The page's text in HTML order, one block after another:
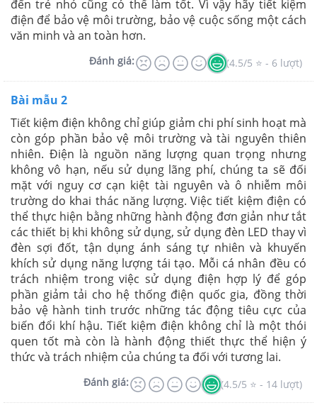
đến trẻ nhỏ cũng có thể làm tốt. Vì vậy hãy tiết kiệm
điện để bảo vệ môi trường, bảo vệ cuộc sống một cách
văn minh và an toàn hơn.
Đánh giá: (4.5/5 ⭐ - 6 lượt)
Bài mẫu 2
Tiết kiệm điện không chỉ giúp giảm chi phí sinh hoạt mà
còn góp phần bảo vệ môi trường và tài nguyên thiên
nhiên. Điện là nguồn năng lượng quan trọng nhưng
không vô hạn, nếu sử dụng lãng phí, chúng ta sẽ đối
mặt với nguy cơ cạn kiệt tài nguyên và ô nhiễm môi
trường do khai thác năng lượng. Việc tiết kiệm điện có
thể thực hiện bằng những hành động đơn giản như tắt
các thiết bị khi không sử dụng, sử dụng đèn LED thay vì
đèn sợi đốt, tận dụng ánh sáng tự nhiên và khuyến
khích sử dụng năng lượng tái tạo. Mỗi cá nhân đều có
trách nhiệm trong việc sử dụng điện hợp lý để góp
phần giảm tải cho hệ thống điện quốc gia, đồng thời
bảo vệ hành tinh trước những tác động tiêu cực của
biến đổi khí hậu. Tiết kiệm điện không chỉ là một thói
quen tốt mà còn là hành động thiết thực thể hiện ý
thức và trách nhiệm của chúng ta đối với tương lai.
Đánh giá: (4.5/5 ⭐ - 14 lượt)